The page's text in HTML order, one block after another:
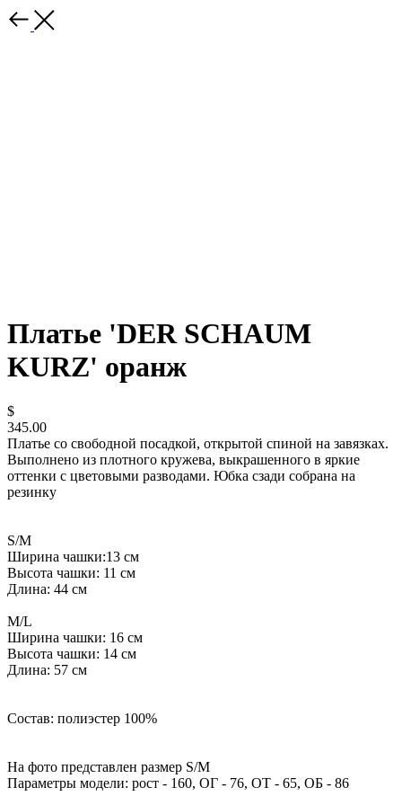
Платье 'DER SCHAUM
KURZ' оранж
$
345.00
Платье со свободной посадкой, открытой спиной на завязках.
Выполнено из плотного кружева, выкрашенного в яркие
оттенки с цветовыми разводами. Юбка сзади собрана на
резинку
S/M
Ширина чашки:13 см
Высота чашки: 11 см
Длина: 44 см
M/L
Ширина чашки: 16 см
Высота чашки: 14 см
Длина: 57 см
Состав: полиэстер 100%
На фото представлен размер S/M
Параметры модели: рост - 160, ОГ - 76, ОТ - 65, ОБ - 86